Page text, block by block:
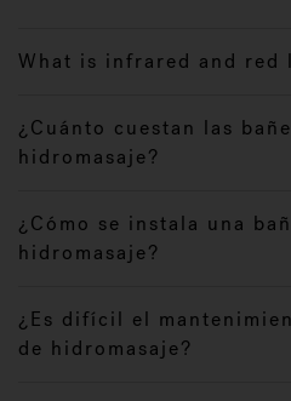
What is infrared and red
¿Cuánto cuestan las
hidromasaje?
¿Cómo se instala una
hidromasaje?
¿Es difícil el
de hidromasaje?